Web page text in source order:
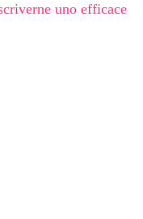
uno efficace